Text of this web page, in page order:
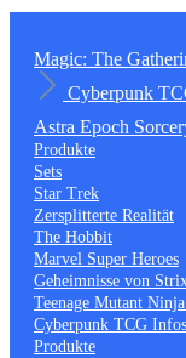
Magic: The
Cyberpunk
Astra Epoch
Produkte
Sets
Star Trek
Zersplitterte Realität
The Hobbit
Marvel Super Heroes
Geheimnisse von
Teenage Mutant
Cyberpunk TCG Infos
Produkte